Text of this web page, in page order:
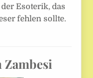
Esoterik, das
fehlen sollte.